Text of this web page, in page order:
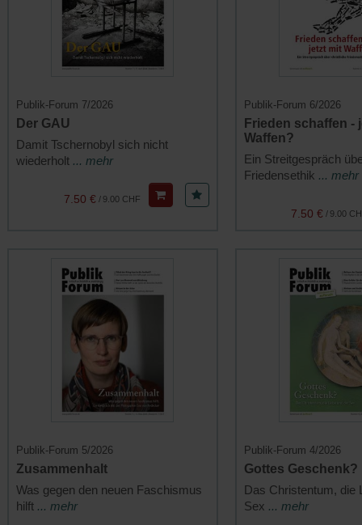
Publik-Forum 7/2026
Der GAU
Damit Tschernobyl sich nicht
wiederholt ... mehr
9.00 CHF
/
7.50 €
Publik-Forum 6/2026
Frieden schaffen -
Waffen?
Ein Streitgespräch
Friedensethik ... mehr
9.00
/
7.50 €
Publik-Forum 5/2026
Zusammenhalt
Was gegen den neuen Faschismus
hilft ... mehr
Publik-Forum 4/2026
Gottes Geschenk?
Das Christentum, die
Sex ... mehr